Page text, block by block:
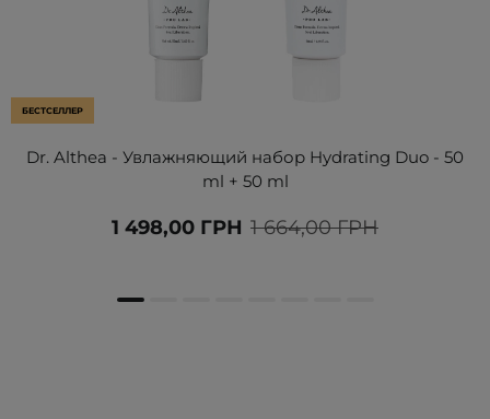
БЕСТСЕЛЛЕР
Dr. Althea - Увлажняющий набор Hydrating Duo - 50
ml + 50 ml
1 664,00 ГРН
1 498,00 ГРН